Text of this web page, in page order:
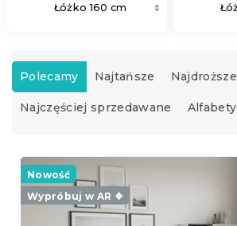
Łóżko 160 cm
S
o
r
n
Polecamy Najtańsze Najdroższe
Najczęściej sprzedawane
L
Nowość
Wypróbuj w AR ❖